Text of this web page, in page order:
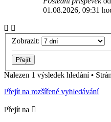
01.08.2026, 09:31
Zobrazit:
Nalezen 1 výsledek hledání •
Přejít na rozšířené vyhledávání
Přejít na